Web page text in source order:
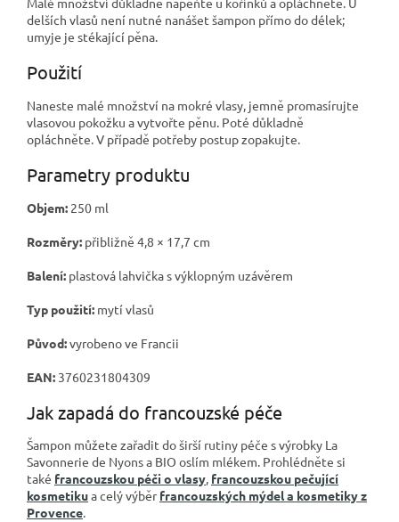
delších vlasů není nutné nanášet šampon přímo do délek;
umyje je stékající pěna.
Použití
Naneste malé množství na mokré vlasy, jemně promasírujte
vlasovou pokožku a vytvořte pěnu. Poté důkladně
opláchněte. V případě potřeby postup zopakujte.
Parametry produktu
Objem: 250 ml
Rozměry: přibližně 4,8 × 17,7 cm
Balení: plastová lahvička s výklopným uzávěrem
Typ použití: mytí vlasů
Původ:vyrobeno ve Francii
EAN: 3760231804309
Jak zapadá do francouzské péče
Šampon můžete zařadit do širší rutiny péče s výrobky La
Savonnerie de Nyons a BIO oslím mlékem. Prohlédněte si
také francouzskou péči o vlasy, francouzskou pečující
kosmetikua celý výběrfrancouzských mýdel a kosmetiky z
Provence.